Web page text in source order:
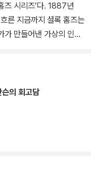
즈 시리즈’다. 1887년
른 지금까지 셜록 홈즈는
가 만들어낸 가상의 인물
첫 번째 작품으로, ‘셜록
슨과 홈즈가 처음 만나
향해 숨 가쁘게 내달리
자로 하여금 책에서 눈을
문학 작품의 새 장르를 열
의 회고담